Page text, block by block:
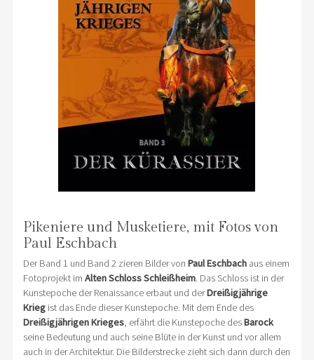
Pikeniere und Musketiere, mit Fotos von
Paul Eschbach
Der Band 1 und Band 2 zieren Bilder von Paul Eschbachaus einem
Fotoprojekt im Alten Schloss Schleißheim. Das Schloss ist in der
Kunstepoche der Renaissance erbaut und derDreißigjährige
Kriegist das Ende dieser Kunstepoche. Mit dem Ende des
Dreißigjährigen Krieges, erfährt die Kunstepoche desBarock
seine Bedeutung und auch seine Blüte in der Kunst und vor allem
auch in der Architektur. Die Bilderstrecke zieht sich dann durch den